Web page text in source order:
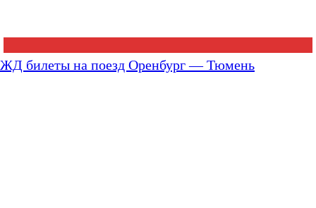
ЖД билеты на поезд Оренбург — Тюмень